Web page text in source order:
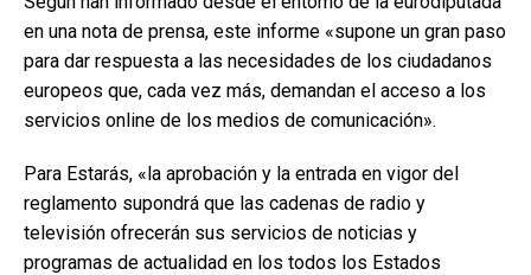
en una nota de prensa, este informe «supone un gran paso
para dar respuesta a las necesidades de los ciudadanos
europeos que, cada vez más, demandan el acceso a los
servicios online de los medios de comunicación».
Para Estarás, «la aprobación y la entrada en vigor del
reglamento supondrá que las cadenas de radio y
televisión ofrecerán sus servicios de noticias y
programas de actualidad en los todos los Estados